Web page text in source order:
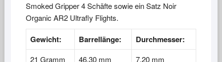
Smoked Gripper 4 Schäfte sowie ein Satz Noir
Organic AR2 Ultrafly Flights.
Gewicht: Barrellänge: Durchmesser:
21 Gramm 46.30 mm
7.20 mm